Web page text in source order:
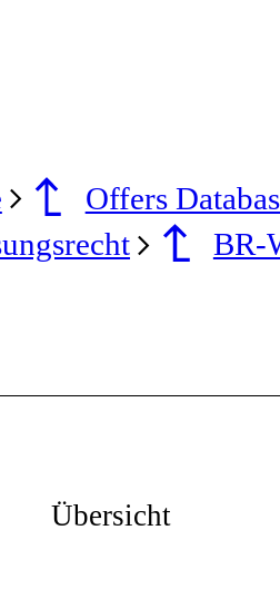
Offers
BR-
Übersicht